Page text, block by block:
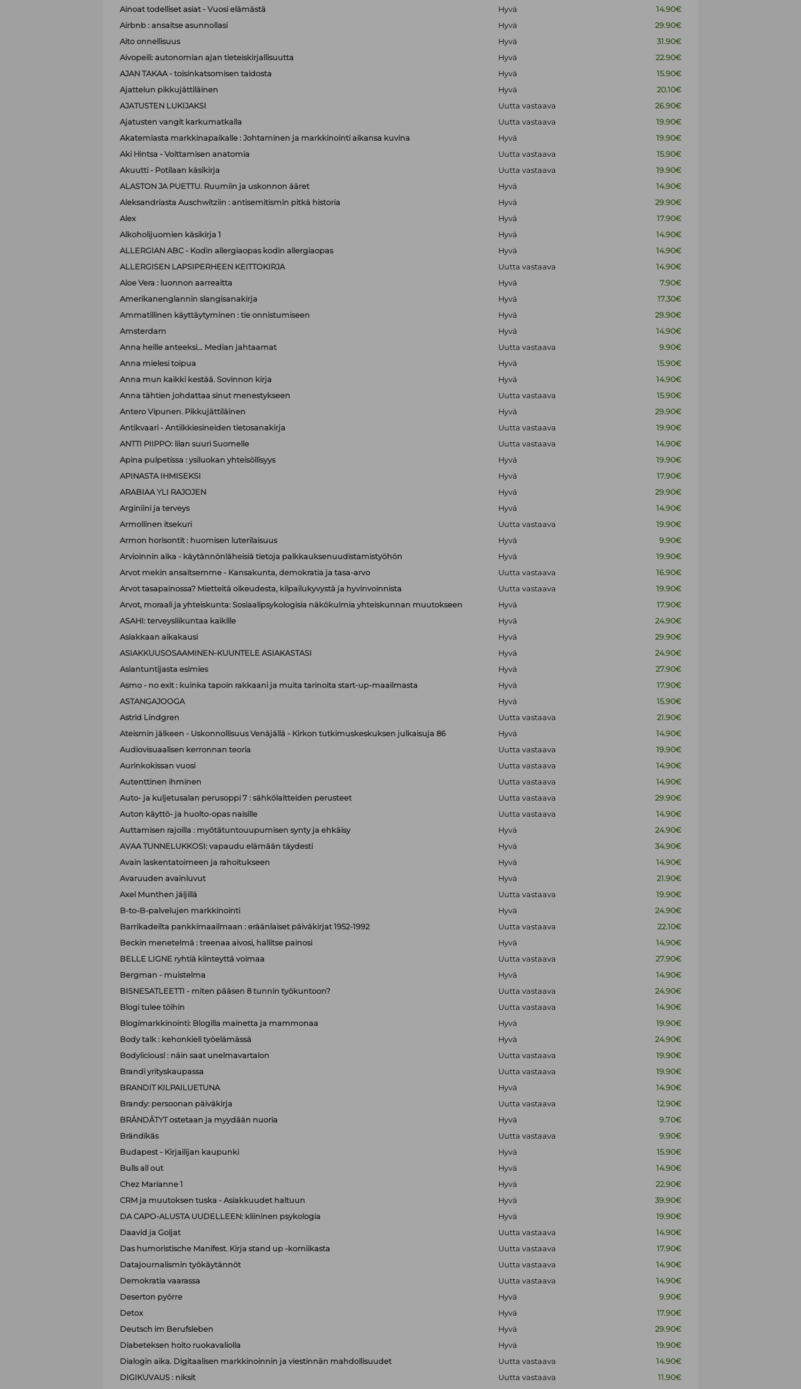
Ainoat todelliset asiat - Vuosi elämästä
Hyvä
14.90€
Airbnb : ansaitse asunnollasi
Hyvä
29.90€
Aito onnellisuus
Hyvä
31.90€
Aivopeili: autonomian ajan tieteiskirjallisuutta
Hyvä
22.90€
AJAN TAKAA - toisinkatsomisen taidosta
Hyvä
15.90€
Ajattelun pikkujättiläinen
Hyvä
20.10€
AJATUSTEN LUKIJAKSI
Uutta vastaava
26.90€
Ajatusten vangit karkumatkalla
Uutta vastaava
19.90€
Akatemiasta markkinapaikalle : Johtaminen ja markkinointi aikansa kuvina
Hyvä
19.90€
Aki Hintsa - Voittamisen anatomia
Uutta vastaava
15.90€
Akuutti - Potilaan käsikirja
Uutta vastaava
19.90€
ALASTON JA PUETTU. Ruumiin ja uskonnon ääret
Hyvä
14.90€
Aleksandriasta Auschwitziin : antisemitismin pitkä historia
Hyvä
29.90€
Alex
Hyvä
17.90€
Alkoholijuomien käsikirja 1
Hyvä
14.90€
ALLERGIAN ABC - Kodin allergiaopas kodin allergiaopas
Hyvä
14.90€
ALLERGISEN LAPSIPERHEEN KEITTOKIRJA
Uutta vastaava
14.90€
Aloe Vera : luonnon aarreaitta
Hyvä
7.90€
Amerikanenglannin slangisanakirja
Hyvä
17.30€
Ammatillinen käyttäytyminen : tie onnistumiseen
Hyvä
29.90€
Amsterdam
Hyvä
14.90€
Anna heille anteeksi... Median jahtaamat
Uutta vastaava
9.90€
Anna mielesi toipua
Hyvä
15.90€
Anna mun kaikki kestää. Sovinnon kirja
Hyvä
14.90€
Anna tähtien johdattaa sinut menestykseen
Uutta vastaava
15.90€
Antero Vipunen. Pikkujättiläinen
Hyvä
29.90€
Antikvaari - Antiikkiesineiden tietosanakirja
Uutta vastaava
19.90€
ANTTI PIIPPO: liian suuri Suomelle
Uutta vastaava
14.90€
Apina pulpetissa : ysiluokan yhteisöllisyys
Hyvä
19.90€
APINASTA IHMISEKSI
Hyvä
17.90€
ARABIAA YLI RAJOJEN
Hyvä
29.90€
Arginiini ja terveys
Hyvä
14.90€
Armollinen itsekuri
Uutta vastaava
19.90€
Armon horisontit : huomisen luterilaisuus
Hyvä
9.90€
Arvioinnin aika - käytännönläheisiä tietoja palkkauksenuudistamistyöhön
Hyvä
19.90€
Arvot mekin ansaitsemme - Kansakunta, demokratia ja tasa-arvo
Uutta vastaava
16.90€
Arvot tasapainossa? Mietteitä oikeudesta, kilpailukyvystä ja hyvinvoinnista
Uutta vastaava
19.90€
Arvot, moraali ja yhteiskunta: Sosiaalipsykologisia näkökulmia yhteiskunnan muutokseen
Hyvä
17.90€
ASAHI: terveysliikuntaa kaikille
Hyvä
24.90€
Asiakkaan aikakausi
Hyvä
29.90€
ASIAKKUUSOSAAMINEN-KUUNTELE ASIAKASTASI
Hyvä
24.90€
Asiantuntijasta esimies
Hyvä
27.90€
Asmo - no exit : kuinka tapoin rakkaani ja muita tarinoita start-up-maailmasta
Hyvä
17.90€
ASTANGAJOOGA
Hyvä
15.90€
Astrid Lindgren
Uutta vastaava
21.90€
Ateismin jälkeen - Uskonnollisuus Venäjällä - Kirkon tutkimuskeskuksen julkaisuja 86
Hyvä
14.90€
Audiovisuaalisen kerronnan teoria
Uutta vastaava
19.90€
Aurinkokissan vuosi
Uutta vastaava
14.90€
Autenttinen ihminen
Uutta vastaava
14.90€
Auto- ja kuljetusalan perusoppi 7 : sähkölaitteiden perusteet
Uutta vastaava
29.90€
Auton käyttö- ja huolto-opas naisille
Uutta vastaava
14.90€
Auttamisen rajoilla : myötätuntouupumisen synty ja ehkäisy
Hyvä
24.90€
AVAA TUNNELUKKOSI: vapaudu elämään täydesti
Hyvä
34.90€
Avain laskentatoimeen ja rahoitukseen
Hyvä
14.90€
Avaruuden avainluvut
Hyvä
21.90€
Axel Munthen jäljillä
Uutta vastaava
19.90€
B-to-B-palvelujen markkinointi
Hyvä
24.90€
Barrikadeilta pankkimaailmaan : eräänlaiset päiväkirjat 1952-1992
Uutta vastaava
22.10€
Beckin menetelmä : treenaa aivosi, hallitse painosi
Hyvä
14.90€
BELLE LIGNE ryhtiä kiinteyttä voimaa
Uutta vastaava
27.90€
Bergman - muistelma
Hyvä
14.90€
BISNESATLEETTI - miten pääsen 8 tunnin työkuntoon?
Uutta vastaava
24.90€
Blogi tulee töihin
Uutta vastaava
14.90€
Blogimarkkinointi: Blogilla mainetta ja mammonaa
Hyvä
19.90€
Body talk : kehonkieli työelämässä
Hyvä
24.90€
Bodylicious! : näin saat unelmavartalon
Uutta vastaava
19.90€
Brandi yrityskaupassa
Uutta vastaava
19.90€
BRANDIT KILPAILUETUNA
Hyvä
14.90€
Brandy: persoonan päiväkirja
Uutta vastaava
12.90€
BRÄNDÄTYT ostetaan ja myydään nuoria
Hyvä
9.70€
Brändikäs
Uutta vastaava
9.90€
Budapest - Kirjailijan kaupunki
Hyvä
15.90€
Bulls all out
Hyvä
14.90€
Chez Marianne 1
Hyvä
22.90€
CRM ja muutoksen tuska - Asiakkuudet haltuun
Hyvä
39.90€
DA CAPO-ALUSTA UUDELLEEN: kliininen psykologia
Hyvä
19.90€
Daavid ja Goljat
Uutta vastaava
14.90€
Das humoristische Manifest. Kirja stand up -komiikasta
Uutta vastaava
17.90€
Datajournalismin työkäytännöt
Uutta vastaava
14.90€
Demokratia vaarassa
Uutta vastaava
14.90€
Deserton pyörre
Hyvä
9.90€
Detox
Hyvä
17.90€
Deutsch im Berufsleben
Hyvä
29.90€
Diabeteksen hoito ruokavaliolla
Hyvä
19.90€
Dialogin aika. Digitaalisen markkinoinnin ja viestinnän mahdollisuudet
Uutta vastaava
14.90€
DIGIKUVAUS : niksit
Uutta vastaava
11.90€